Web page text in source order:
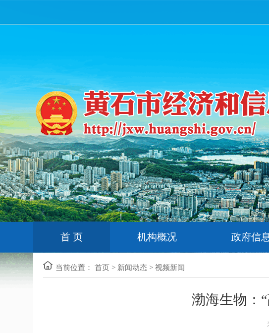
首 页 机构概况 政府信
当前位置： 首页 > 新闻动态 > 视频新闻
渤海生物：